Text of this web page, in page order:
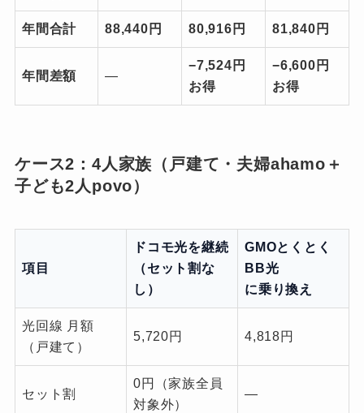
年間合計 88,440円 80,916円 81,840円
年間差額 —
−7,524円
お得
−6,600円
お得
ケース2：4人家族（戸建て・夫婦ahamo＋
子ども2人povo）
項目
ドコモ光を継続
（セット割な
し）
GMOとくとく
BB光
に乗り換え
光回線 月額
（戸建て）
5,720円 4,818円
セット割
0円（家族全員
対象外）
—